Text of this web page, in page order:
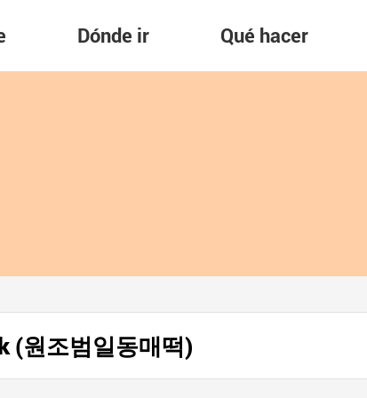
Dónde ir Qué hacer
(원조범일동매떡)